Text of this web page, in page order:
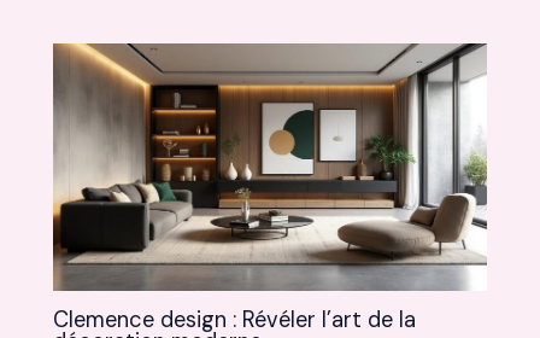
Clemence design : Révéler l’art de la